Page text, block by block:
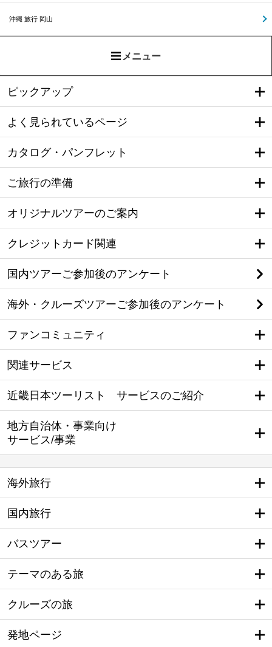
沖縄 旅行 岡山
メニュー
ピックアップ
よく見られているページ
カタログ・パンフレット
ご旅行の準備
オリジナルツアーのご案内
クレジットカード関連
国内ツアーご参加後のアンケート
海外・クルーズツアーご参加後のアンケート
ファンコミュニティ
関連サービス
近畿日本ツーリスト サービスのご紹介
地方自治体・事業向け
サービス/事業
海外旅行
国内旅行
バスツアー
テーマのある旅
クルーズの旅
発地ページ